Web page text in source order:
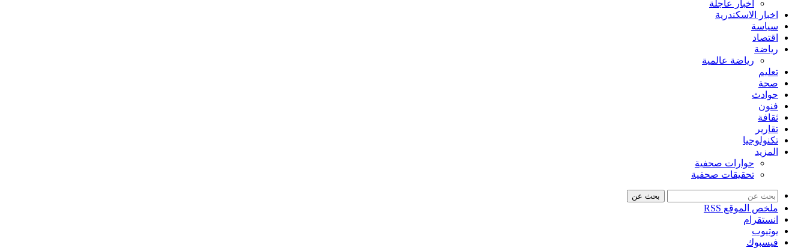
اخبار عاجلة
اخبار الاسكندرية
سياسة
اقتصاد
رياضة
رياضة عالمية
تعليم
صحة
حوادث
فنون
ثقافة
تقارير
تكنولوجيا
المزيد
حوارات صحفية
تحقيقات صحفية
بحث عن
ملخص الموقع RSS
انستقرام
يوتيوب
فيسبوك